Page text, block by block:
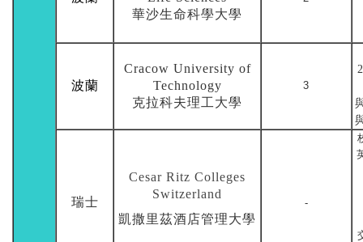
華沙生命科學大學
波蘭
Cracow University of
Technology
克拉科夫理工大學
3
瑞士
Cesar Ritz Colleges
Switzerland
凱撒里茲酒店管理大學
-